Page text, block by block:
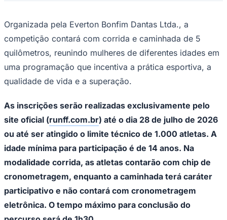
Ceará
A competição contará com corrida e caminhada de
5 quilômetros—Foto:Divulgação
A cidade de Barueri será palco, no dia 2 de
agosto, da 2ª edição da Princesas Run,
evento esportivo voltado exclusivamente
ao público feminino. A prova será
realizada em Alphaville, com largada às 7h,
no cruzamento da Rua São Paulo com a
Avenida Doutor Dib Sauaia Neto.